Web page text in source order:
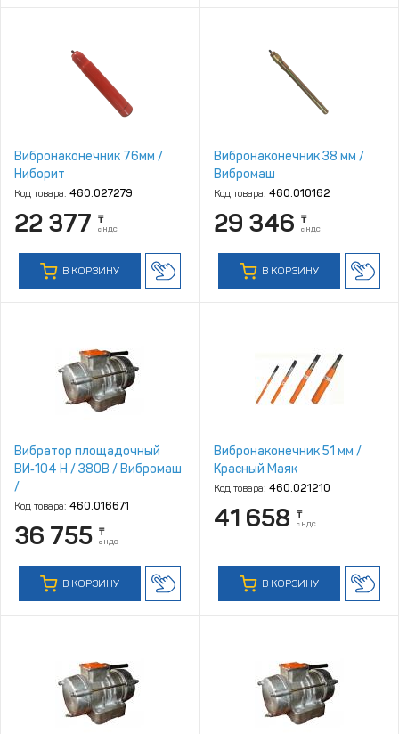
Вибронаконечник 76мм /
Ниборит
Код товара: 460.027279
22 377 ₸
с НДС
В КОРЗИНУ
Вибронаконечник 38 мм /
Вибромаш
Код товара: 460.010162
29 346 ₸
с НДС
В КОРЗИНУ
Вибратор площадочный
ВИ‑104 Н / 380В / Вибромаш
/
Код товара: 460.016671
36 755 ₸
с НДС
В КОРЗИНУ
Вибронаконечник 51 мм /
Красный Маяк
Код товара: 460.021210
41 658 ₸
с НДС
В КОРЗИНУ